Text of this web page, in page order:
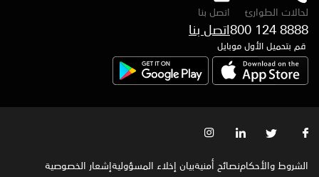
لحالات الطوارئ
800 124 8888
اتصل بنا
قم بتحميل الأول موبايل
الشروط والأحكامنصائح أمنيةبيان إخلاء المسؤوليةإشعار الخصوصية‍